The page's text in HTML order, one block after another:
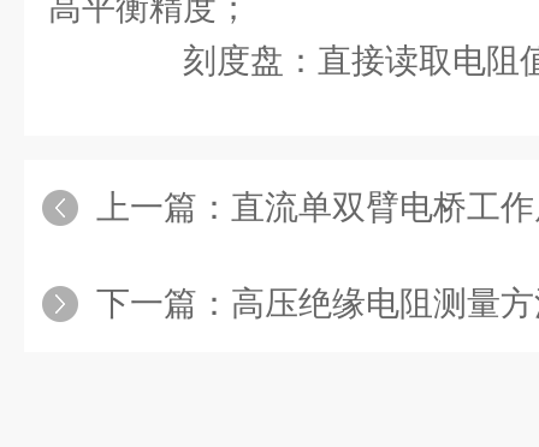
高平衡精度；
刻度盘：直接读取电阻
上一篇： 直流单双臂电桥工
下一篇： 高压绝缘电阻测量